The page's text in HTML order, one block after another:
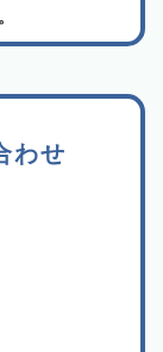
わせ